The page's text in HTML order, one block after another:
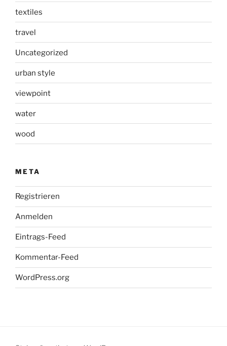
textiles
travel
Uncategorized
urban style
viewpoint
water
wood
META
Registrieren
Anmelden
Eintrags-Feed
Kommentar-Feed
WordPress.org